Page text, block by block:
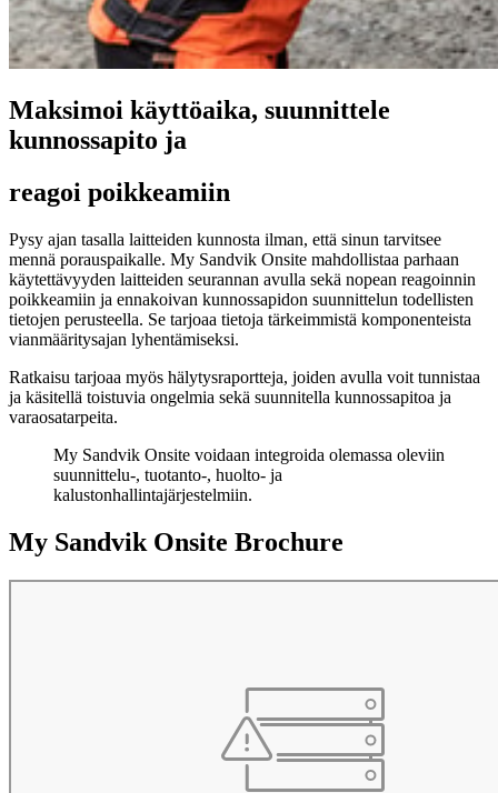
Maksimoi käyttöaika, suunnittele
kunnossapito ja
reagoi poikkeamiin
Pysy ajan tasalla laitteiden kunnosta ilman, että sinun tarvitsee
mennä porauspaikalle. My Sandvik Onsite mahdollistaa parhaan
käytettävyyden laitteiden seurannan avulla sekä nopean reagoinnin
poikkeamiin ja ennakoivan kunnossapidon suunnittelun todellisten
tietojen perusteella. Se tarjoaa tietoja tärkeimmistä komponenteista
vianmääritysajan lyhentämiseksi.
Ratkaisu tarjoaa myös hälytysraportteja, joiden avulla voit tunnistaa
ja käsitellä toistuvia ongelmia sekä suunnitella kunnossapitoa ja
varaosatarpeita.
My Sandvik Onsite voidaan integroida olemassa oleviin
suunnittelu-, tuotanto-, huolto- ja
kalustonhallintajärjestelmiin.
My Sandvik Onsite Brochure